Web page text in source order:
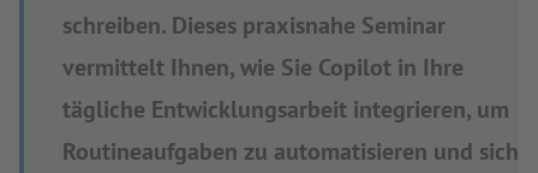
schreiben. Dieses praxisnahe Seminar
vermittelt Ihnen, wie Sie Copilot in Ihre
tägliche Entwicklungsarbeit integrieren, um
Routineaufgaben zu automatisieren und sich